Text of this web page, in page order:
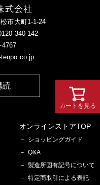
式会社
市大町1-1-24
340-142
4767
読
オンラインストアTOP
ショッピングガイド
Q&A
製造所固有記号について
特定商取引による表記
カートを見る